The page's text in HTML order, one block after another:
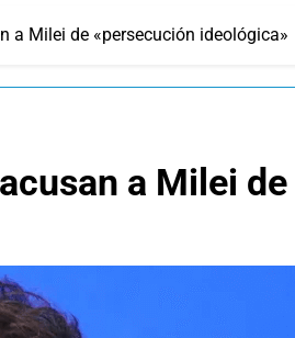
a Milei de «persecución ideológica»
a Milei